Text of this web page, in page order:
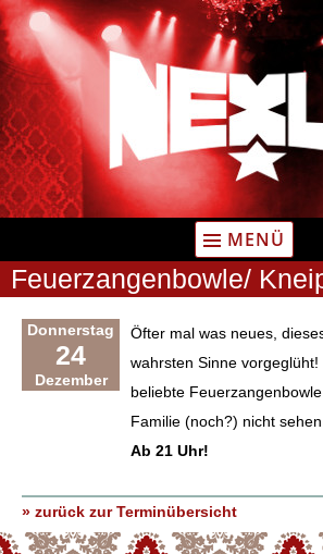
Zum
Inhalt
springen
MENÜ
Feuerzangenbowle/
Donnerstag
24
Dezember
Öfter mal was neues,
wahrsten Sinne
beliebte
Familie (noch?) nicht
Ab 21 Uhr!
» zurück zur Terminübersicht